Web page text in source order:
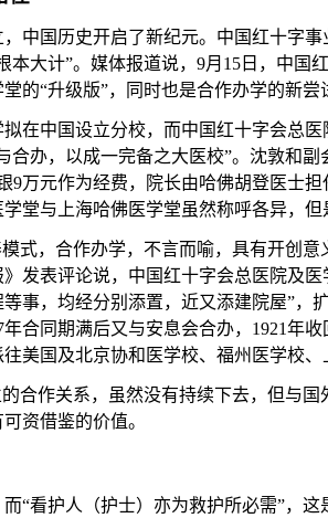
，中国历史开启了新纪元。中国红十字
大计”。媒体报道说， 9月15日，中国
的“升级版”，同时也是合作办学的新尝
在中国设立分校，而中国红十字会总
合办，以成一完备之大医校”。沈敦和副
9万元作为经费，院长由哈佛胡登医士担
堂与上海哈佛医学堂虽然称呼各异，但
式，合作办学，不言而喻，具有开创
发表评论说，中国红十字会总医院及
事，均经分别添置，近又添建院屋”，
合同期满后又与安息会合办，1921年
美国及北京协和医学校、福州医学校、
合作关系，虽然没有持续下去，但与
资借鉴的价值。
而“看护人（护士）亦为救护所必需”，